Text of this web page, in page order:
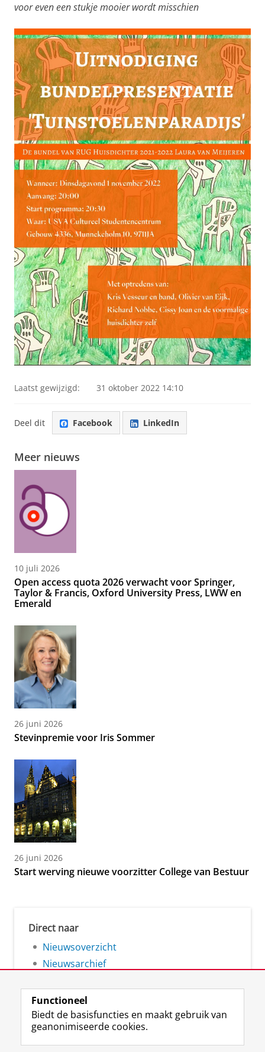
voor even een stukje mooier wordt misschien
Laatst gewijzigd: 31 oktober 2022 14:10
Deel dit Facebook LinkedIn
Meer nieuws
10 juli 2026
Open access quota 2026 verwacht voor Springer,
Taylor & Francis, Oxford University Press, LWW en
Emerald
26 juni 2026
Stevinpremie voor Iris Sommer
26 juni 2026
Start werving nieuwe voorzitter College van Bestuur
Direct naar
Nieuwsoverzicht
Nieuwsarchief
Volg de RUG F L R I Y
Functioneel
Biedt de basisfuncties en maakt gebruik van
geanonimiseerde cookies.